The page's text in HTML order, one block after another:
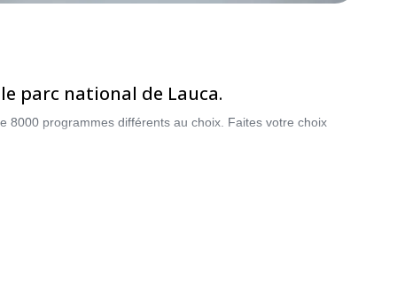
parc national de Lauca.
8000 programmes différents au choix. Faites votre choix